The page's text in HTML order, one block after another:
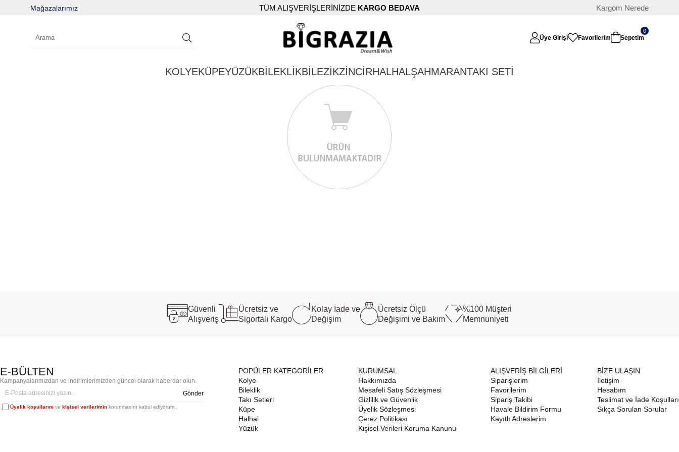
Mağazalarımız TÜM ALIŞVERİŞLERİNİZDE KARGO BEDAVA Kargom Nerede
Üye Girişi Favorilerim Sepetim
0
KOLYEKÜPEYÜZÜKBİLEKLİKBİLEZİKZİNCİRHALHALŞAHMARANTAKI SETİ
Güvenli
Alışveriş
Ücretsiz ve
Sigortalı Kargo
Kolay İade ve
Değişim
Ücretsiz Ölçü
Değişimi ve Bakım
%100 Müşteri
Memnuniyeti
E-BÜLTEN
Kampanyalarımızdan ve indirimlerimizden güncel olarak haberdar olun.
Gönder
Üyelik koşullarını ve kişisel verilerimin korunmasını kabul ediyorum.
POPÜLER KATEGORİLER
Kolye
Bileklik
Takı Setleri
Küpe
Halhal
Yüzük
KURUMSAL
Hakkımızda
Mesafeli Satış Sözleşmesi
Gizlilik ve Güvenlik
Üyelik Sözleşmesi
Çerez Politikası
Kişisel Verileri Koruma Kanunu
ALIŞVERİŞ BİLGİLERİ
Siparişlerim
Favorilerim
Sipariş Takibi
Havale Bildirim Formu
Kayıtlı Adreslerim
BİZE ULAŞIN
İletişim
Hesabım
Teslimat ve İade Koşulları
Sıkça Sorulan Sorular